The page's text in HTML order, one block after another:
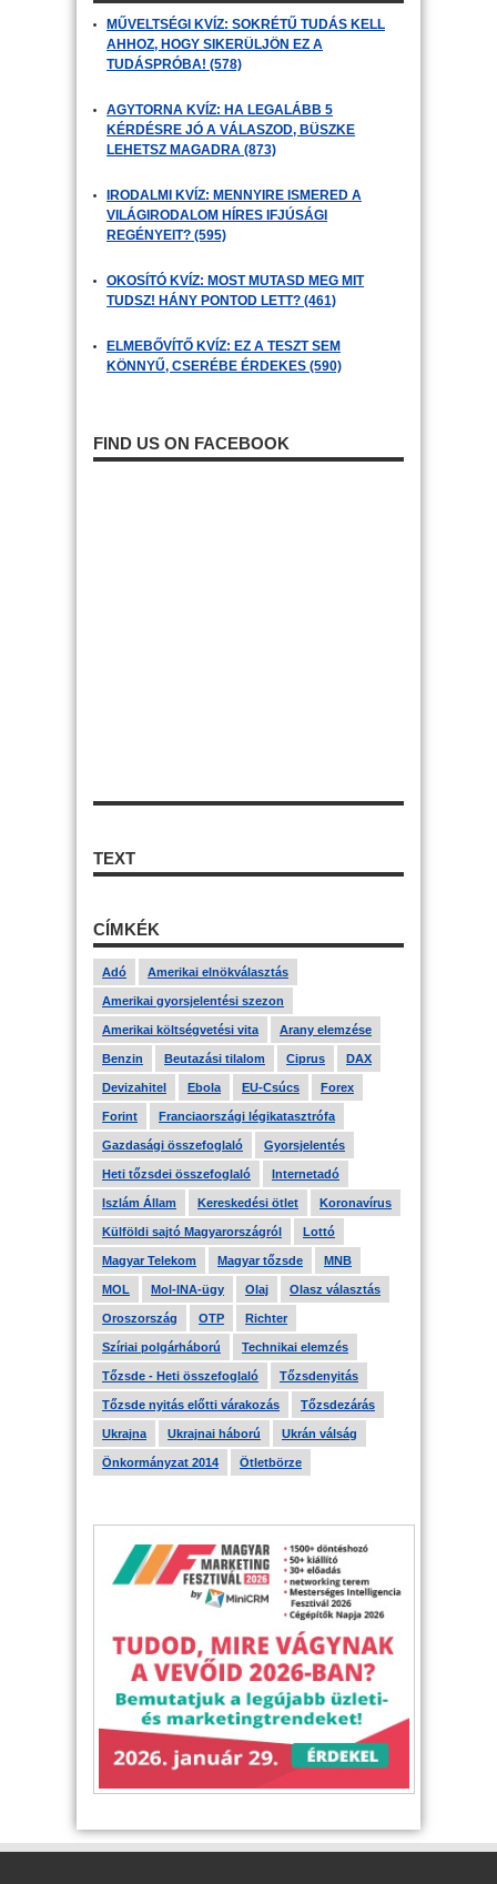
MŰVELTSÉGI KVÍZ: SOKRÉTŰ TUDÁS KELL
AHHOZ, HOGY SIKERÜLJÖN EZ A
TUDÁSPRÓBA! (578)
AGYTORNA KVÍZ: HA LEGALÁBB 5
KÉRDÉSRE JÓ A VÁLASZOD, BÜSZKE
LEHETSZ MAGADRA (873)
IRODALMI KVÍZ: MENNYIRE ISMERED A
VILÁGIRODALOM HÍRES IFJÚSÁGI
REGÉNYEIT? (595)
OKOSÍTÓ KVÍZ: MOST MUTASD MEG MIT
TUDSZ! HÁNY PONTOD LETT? (461)
ELMEBŐVÍTŐ KVÍZ: EZ A TESZT SEM
KÖNNYŰ, CSERÉBE ÉRDEKES (590)
FIND US ON FACEBOOK
TEXT
CÍMKÉK
Adó Amerikai elnökválasztás
Amerikai gyorsjelentési szezon
Amerikai költségvetési vita Arany elemzése
Benzin Beutazási tilalom Ciprus DAX
Devizahitel Ebola EU-Csúcs Forex
Forint Franciaországi légikatasztrófa
Gazdasági összefoglaló Gyorsjelentés
Heti tőzsdei összefoglaló Internetadó
Iszlám Állam Kereskedési ötlet Koronavírus
Külföldi sajtó Magyarországról Lottó
Magyar Telekom Magyar tőzsde MNB
MOL Mol-INA-ügy Olaj Olasz választás
Oroszország OTP Richter
Szíriai polgárháború Technikai elemzés
Tőzsde - Heti összefoglaló Tőzsdenyitás
Tőzsde nyitás előtti várakozás Tőzsdezárás
Ukrajna Ukrajnai háború Ukrán válság
Önkormányzat 2014 Ötletbörze